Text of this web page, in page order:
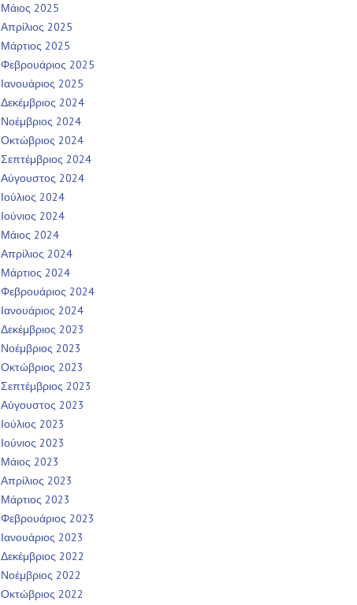
Μάιος 2025
Απρίλιος 2025
Μάρτιος 2025
Φεβρουάριος 2025
Ιανουάριος 2025
Δεκέμβριος 2024
Νοέμβριος 2024
Οκτώβριος 2024
Σεπτέμβριος 2024
Αύγουστος 2024
Ιούλιος 2024
Ιούνιος 2024
Μάιος 2024
Απρίλιος 2024
Μάρτιος 2024
Φεβρουάριος 2024
Ιανουάριος 2024
Δεκέμβριος 2023
Νοέμβριος 2023
Οκτώβριος 2023
Σεπτέμβριος 2023
Αύγουστος 2023
Ιούλιος 2023
Ιούνιος 2023
Μάιος 2023
Απρίλιος 2023
Μάρτιος 2023
Φεβρουάριος 2023
Ιανουάριος 2023
Δεκέμβριος 2022
Νοέμβριος 2022
Οκτώβριος 2022